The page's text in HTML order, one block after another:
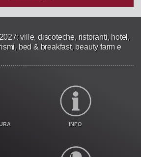
ville, discoteche, ristoranti, hotel,
bed & breakfast, beauty farm e
INFO